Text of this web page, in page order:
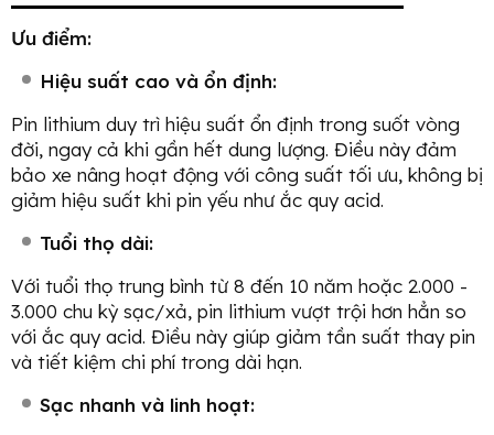
Ưu điểm:
Hiệu suất cao và ổn định:
Pin lithium duy trì hiệu suất ổn định trong suốt vòng
đời, ngay cả khi gần hết dung lượng. Điều này đảm
bảo xe nâng hoạt động với công suất tối ưu, không bị
giảm hiệu suất khi pin yếu như ắc quy acid.
Tuổi thọ dài:
Với tuổi thọ trung bình từ 8 đến 10 năm hoặc 2.000 -
3.000 chu kỳ sạc/xả, pin lithium vượt trội hơn hẳn so
với ắc quy acid. Điều này giúp giảm tần suất thay pin
và tiết kiệm chi phí trong dài hạn.
Sạc nhanh và linh hoạt: